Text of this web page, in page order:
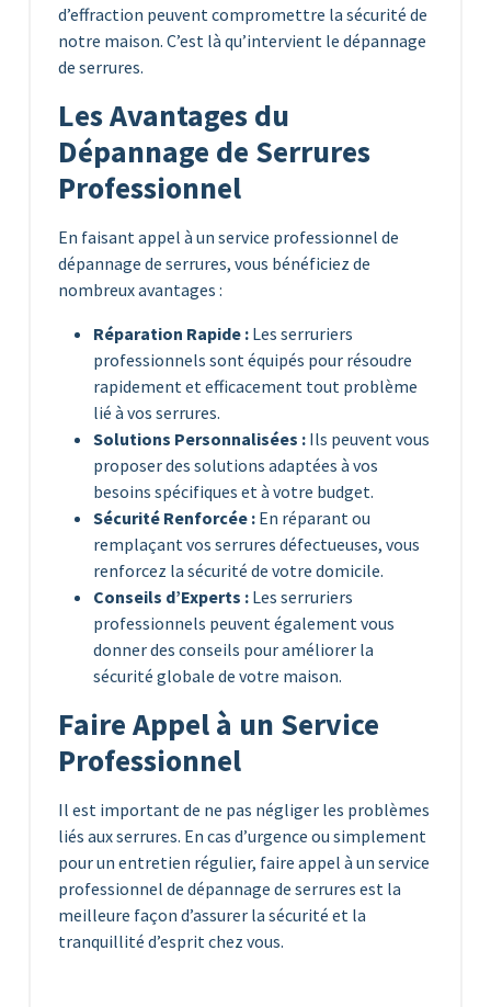
d’effraction peuvent compromettre la sécurité de
notre maison. C’est là qu’intervient le dépannage
de serrures.
Les Avantages du
Dépannage de Serrures
Professionnel
En faisant appel à un service professionnel de
dépannage de serrures, vous bénéficiez de
nombreux avantages :
Réparation Rapide : Les serruriers
professionnels sont équipés pour résoudre
rapidement et efficacement tout problème
lié à vos serrures.
Solutions Personnalisées : Ils peuvent vous
proposer des solutions adaptées à vos
besoins spécifiques et à votre budget.
Sécurité Renforcée : En réparant ou
remplaçant vos serrures défectueuses, vous
renforcez la sécurité de votre domicile.
Conseils d’Experts : Les serruriers
professionnels peuvent également vous
donner des conseils pour améliorer la
sécurité globale de votre maison.
Faire Appel à un Service
Professionnel
Il est important de ne pas négliger les problèmes
liés aux serrures. En cas d’urgence ou simplement
pour un entretien régulier, faire appel à un service
professionnel de dépannage de serrures est la
meilleure façon d’assurer la sécurité et la
tranquillité d’esprit chez vous.